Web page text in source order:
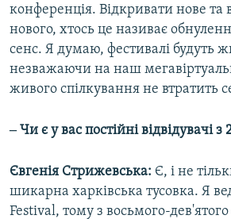
конференція. Відкривати нове та
нового, хтось це називає
сенс. Я думаю, фестивалі будуть
незважаючи на наш
живого спілкування не втратить
‒ Чи є у вас постійні відвідувачі
Євгенія Стрижевська: Є, і не
шикарна харківська тусовка. Я
Festival, тому з восьмого-